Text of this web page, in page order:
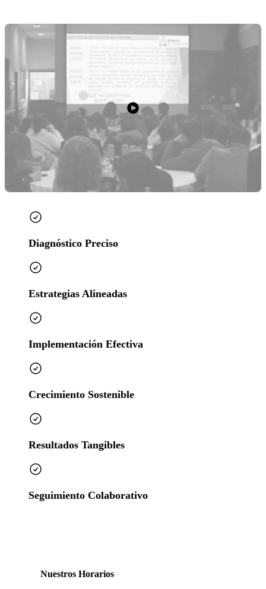
Diagnóstico Preciso
Estrategias Alineadas
Implementación Efectiva
Crecimiento Sostenible
Resultados Tangibles
Seguimiento Colaborativo
Nuestros Horarios